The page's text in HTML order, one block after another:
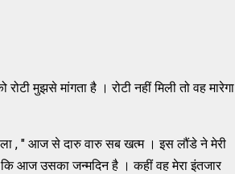
मुझसे मांगता है । रोटी नहीं मिली तो वह मारेगा
, " आज से दारु वारु सब खत्म । इस लौंडे ने मेरी
आज उसका जन्मदिन है । कहीं वह मेरा इंतजार